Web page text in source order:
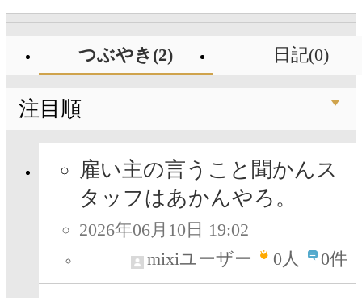
つぶやき(2) 日記(0)
注目順
雇い主の言うこと聞かんス
タッフはあかんやろ。
2026年06月10日 19:02
mixiユーザー
0人 0件